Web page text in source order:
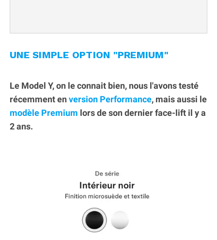
UNE SIMPLE OPTION "PREMIUM"
Le Model Y, on le connait bien, nous l'avons testé
récemment en version Performance, mais aussi le
modèle Premium lors de son dernier face-lift il y a
2 ans.